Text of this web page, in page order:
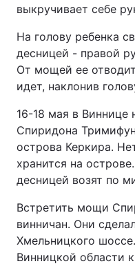
выкручивает себе
На голову ребенка
десницей - правой
От мощей ее
идет, наклонив
16-18 мая в Виннице
Спиридона
острова Керкира.
хранится на
десницей возят по
Встретить мощи
винничан. Они
Хмельницкого
Винницкой области